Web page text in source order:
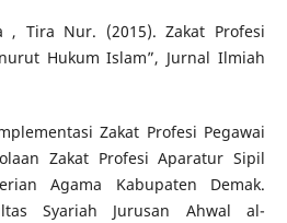
, Tira Nur. (2015). Zakat Profesi
Hukum Islam”, Jurnal Ilmiah
Zakat Profesi Pegawai
Zakat Profesi Aparatur Sipil
Agama Kabupaten Demak.
Syariah Jurusan Ahwal al-